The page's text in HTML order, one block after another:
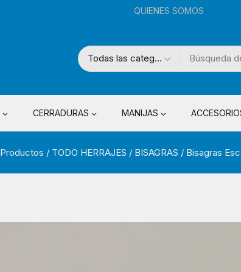
QUIENES SOMOS
CERRADURAS MANIJAS
Productos / TODO HERRAJES / BISAGRAS / Bisagras